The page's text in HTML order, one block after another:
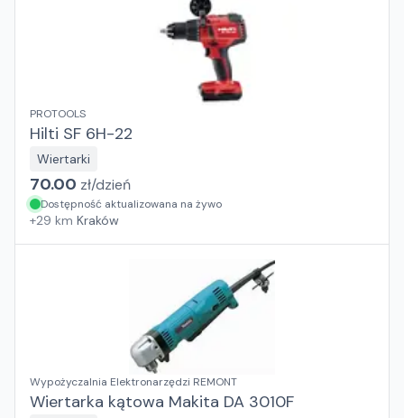
PROTOOLS
Hilti SF 6H-22
Wiertarki
70.00 zł/dzień
Dostępność aktualizowana na żywo
+29 km Kraków
Wypożyczalnia Elektronarzędzi REMONT
Wiertarka kątowa Makita DA 3010F